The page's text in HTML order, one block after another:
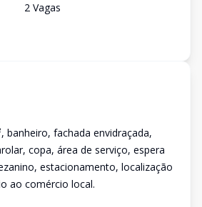
2Vagas
banheiro, fachada envidraçada,
copa, área de serviço, espera
estacionamento, localização
ao comércio local.